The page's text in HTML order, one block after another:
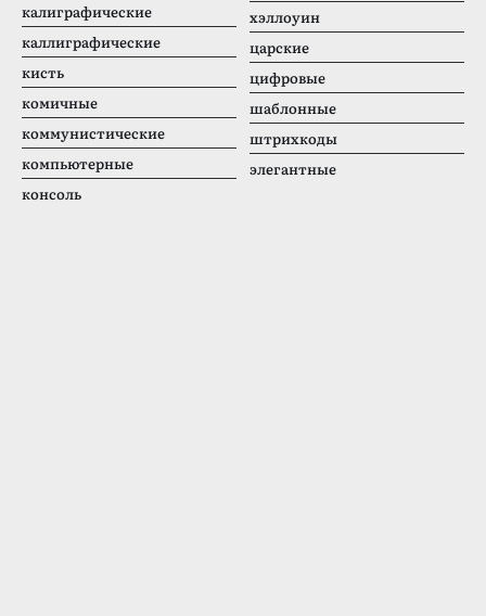
калиграфические
каллиграфические
кисть
комичные
коммунистические
компьютерные
консоль
хэллоуин
царские
цифровые
шаблонные
штрихкоды
элегантные